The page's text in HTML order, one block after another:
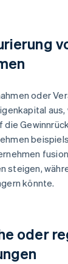
oder
steigen,
könnte.
oder